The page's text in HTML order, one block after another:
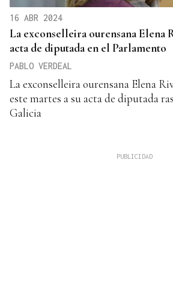
16 ABR 2024
La exconselleira ourensana Elena
acta de diputada en el Parlamento
PABLO VERDEAL
La exconselleira ourensana Elena
este martes a su acta de diputada
Galicia